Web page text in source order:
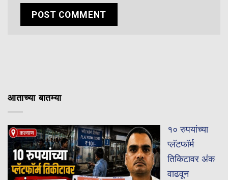
आताच्या बातम्या
१० रुपयांच्या
प्लॅटफॉर्म
तिकिटावर अंक
वाढवून